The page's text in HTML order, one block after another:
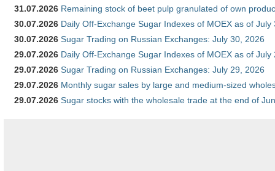
31.07.2026 Remaining stock of beet pulp granulated of own
30.07.2026 Daily Off-Exchange Sugar Indexes of MOEX as of July
30.07.2026 Sugar Trading on Russian Exchanges: July 30, 2026
29.07.2026 Daily Off-Exchange Sugar Indexes of MOEX as of July
29.07.2026 Sugar Trading on Russian Exchanges: July 29, 2026
29.07.2026 Monthly sugar sales by large and medium-sized
29.07.2026 Sugar stocks with the wholesale trade at the end of